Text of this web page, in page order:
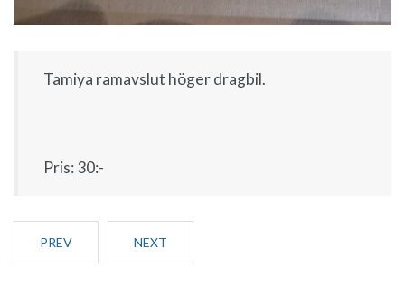
Tamiya ramavslut höger dragbil.
Pris: 30:-
PREV NEXT